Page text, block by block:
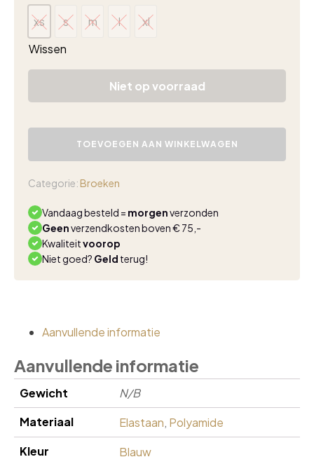
xs
xs
s
s
m
m
l
l
xl
xl
Wissen
Niet op voorraad
Triple
groen
TOEVOEGEN AAN WINKELWAGEN
Categorie: Broeken
Vandaag besteld = morgenverzonden
Geenverzendkosten boven € 75,-
Kwaliteitvoorop
Niet goed? Geld terug!
Aanvullende informatie
Aanvullende informatie
Gewicht
N/B
Materiaal
Elastaan, Polyamide
Kleur
Blauw